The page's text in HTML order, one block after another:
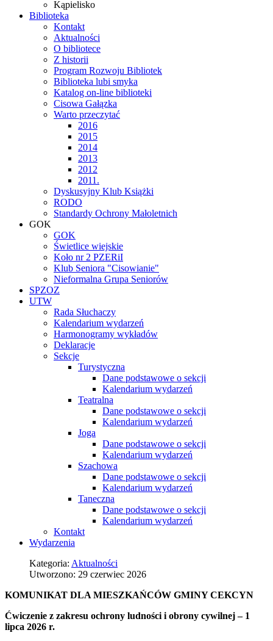
Kąpielisko
Biblioteka
Kontakt
Aktualności
O bibliotece
Z historii
Program Rozwoju Bibliotek
Biblioteka lubi smyka
Katalog on-line biblioteki
Cisowa Gałązka
Warto przeczytać
2016
2015
2014
2013
2012
2011.
Dyskusyjny Klub Książki
RODO
Standardy Ochrony Małoletnich
GOK
GOK
Świetlice wiejskie
Koło nr 2 PZERiI
Klub Seniora "Cisowianie"
Nieformalna Grupa Seniorów
SPZOZ
UTW
Rada Słuchaczy
Kalendarium wydarzeń
Harmonogramy wykładów
Deklaracje
Sekcje
Turystyczna
Dane podstawowe o sekcji
Kalendarium wydarzeń
Teatralna
Dane podstawowe o sekcji
Kalendarium wydarzeń
Joga
Dane podstawowe o sekcji
Kalendarium wydarzeń
Szachowa
Dane podstawowe o sekcji
Kalendarium wydarzeń
Taneczna
Dane podstawowe o sekcji
Kalendarium wydarzeń
Kontakt
Wydarzenia
Kategoria: Aktualności
Utworzono: 29 czerwiec 2026
KOMUNIKAT DLA MIESZKAŃCÓW GMINY CEKCYN
Ćwiczenie z zakresu ochrony ludności i obrony cywilnej – 1
lipca 2026 r.